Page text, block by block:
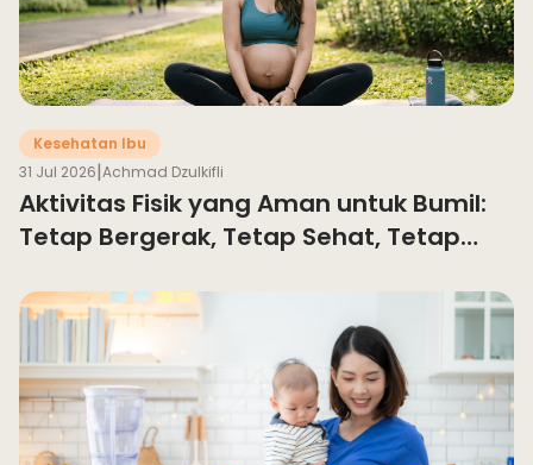
Kesehatan Ibu
31 Jul 2026|Achmad Dzulkifli
Aktivitas Fisik yang Aman untuk Bumil:
Tetap Bergerak, Tetap Sehat, Tetap